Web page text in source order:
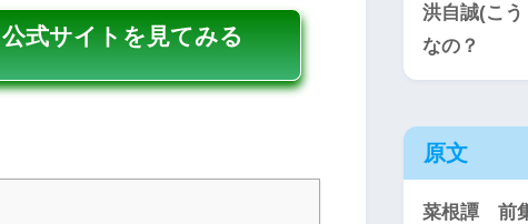
公式サイトを見てみる
洪自誠(こ
なの？
原文
菜根譚 前